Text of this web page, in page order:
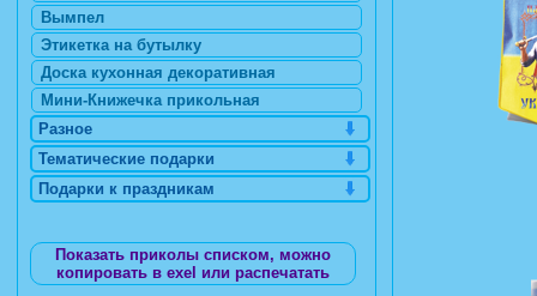
Вымпел
Этикетка на бутылку
Доска кухонная декоративная
Мини-Книжечка прикольная
Разное
Тематические подарки
Подарки к праздникам
Показать приколы списком, можно
копировать в exel или распечатать